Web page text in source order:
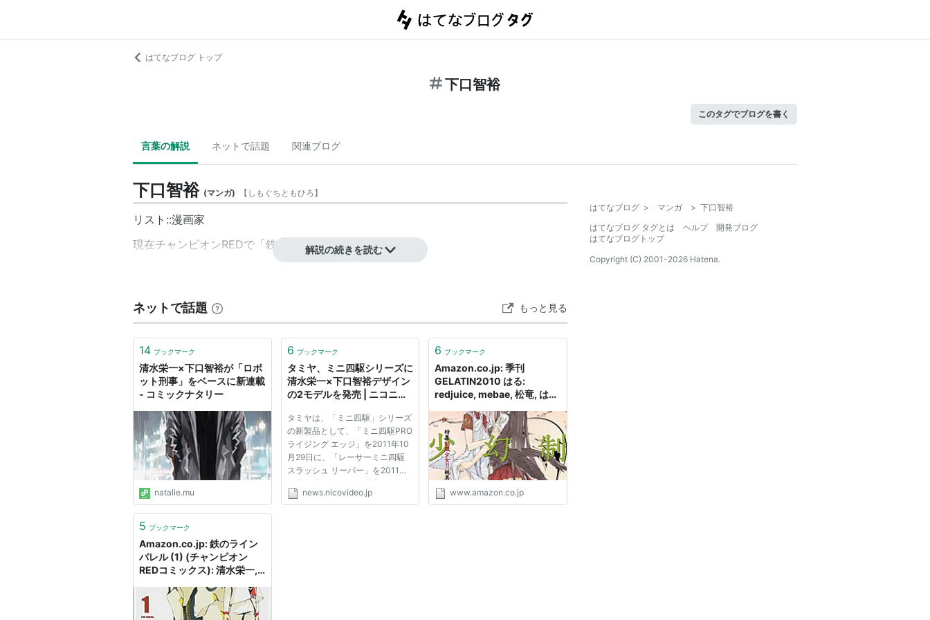
はてなブログ トップ
下口智裕
このタグでブログを書く
言葉の解説 ネットで話題 関連ブログ
下口智裕 (マンガ) 【 しもぐちともひろ】
リスト::漫画家
現在チャンピオンREDで「鉄のラインバレル」を連載中。
解説の続きを読む
ネットで話題 もっと見る
14 ブックマーク
清水栄一×下口智裕が「ロボ
ット刑事」をベースに新連載
- コミックナタリー
natalie.mu
6 ブックマーク
タミヤ、ミニ四駆シリーズに
清水栄一×下口智裕デザイン
の2モデルを発売 | ニコニコ
タミヤは、「ミニ四駆」シリーズ
の新製品として、「ミニ四駆PRO
ライジング エッジ」を2011年10
月29日に、「レーサーミニ四駆
スラッシュ リーパー」を2011年
11月26日にそれぞれ発売する。価
格は各1050円。【拡大画像や他
news.nicovideo.jp
6 ブックマーク
Amazon.co.jp: 季刊
GELATIN2010 はる:
redjuice, mebae, 松竜, はし
VOFAN, 放電映像, toi8, 前嶋
重機, 清水栄一・下口智裕, 赤
りんご, 七草, たかみち, 月吉
ヒロキ, 文倉十, 宇木敦哉, ゆ
ーげん, 加茂: 本
www.amazon.co.jp
5 ブックマーク
Amazon.co.jp: 鉄のライン
バレル (1) (チャンピオン
REDコミックス): 清水栄一,
はてなブログ > マンガ > 下口智裕
はてなブログ タグとは
ヘルプ
開発ブログ
はてなブログトップ
Copyright (C) 2001-2026 Hatena.